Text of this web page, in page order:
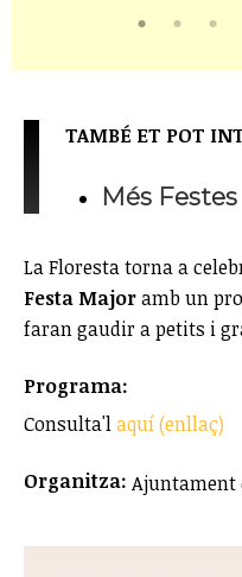
TAMBÉ ET POT
Més
La Floresta torna a
Festa Majoramb un
faran gaudir a petits i
Programa:
Consulta'laquí (enllaç)
Organitza: Ajuntament